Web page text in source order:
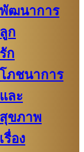
พัฒนาการ
ลูก
รัก
โภชนาการ
และ
สุขภาพ
เรื่อง